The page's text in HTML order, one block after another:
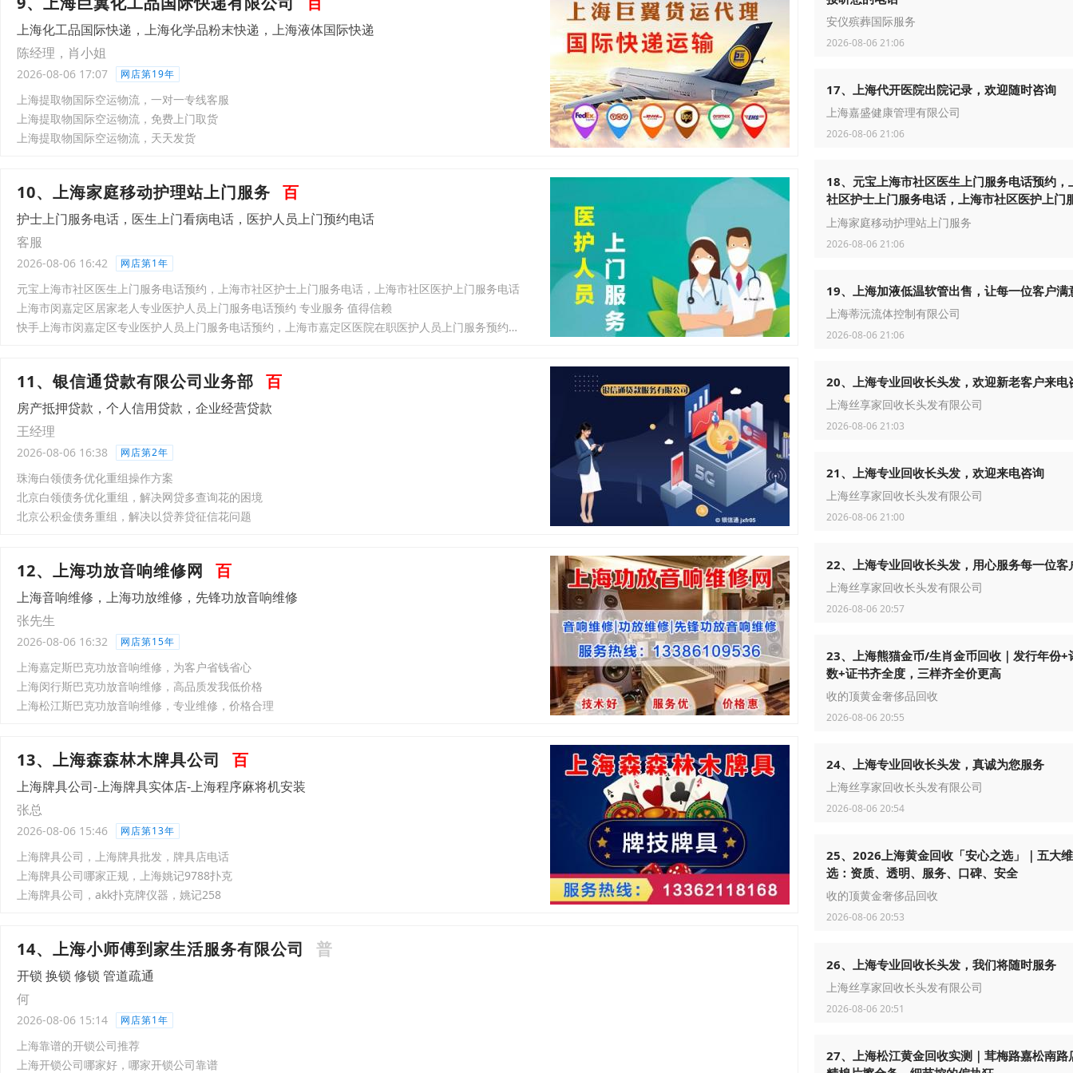
上海化工品国际快递，上海化学品粉末快递，上海液体国际快递
陈经理，肖小姐
2026-08-06 17:07 网店第19年
上海提取物国际空运物流，一对一专线客服
上海提取物国际空运物流，免费上门取货
上海提取物国际空运物流，天天发货
10、上海家庭移动护理站上门服务 百
护士上门服务电话，医生上门看病电话，医护人员上门预约电话
客服
2026-08-06 16:42 网店第1年
元宝上海市社区医生上门服务电话预约，上海市社区护士上门服务电话，上海市社区医护上门服务电话
上海市闵嘉定区居家老人专业医护人员上门服务电话预约 专业服务 值得信赖
快手上海市闵嘉定区专业医护人员上门服务电话预约，上海市嘉定区医院在职医护人员上门服务预约电话
11、银信通贷款有限公司业务部 百
房产抵押贷款，个人信用贷款，企业经营贷款
王经理
2026-08-06 16:38 网店第2年
珠海白领债务优化重组操作方案
北京白领债务优化重组，解决网贷多查询花的困境
北京公积金债务重组，解决以贷养贷征信花问题
12、上海功放音响维修网 百
上海音响维修，上海功放维修，先锋功放音响维修
张先生
2026-08-06 16:32 网店第15年
上海嘉定斯巴克功放音响维修，为客户省钱省心
上海闵行斯巴克功放音响维修，高品质发我低价格
上海松江斯巴克功放音响维修，专业维修，价格合理
13、上海森森林木牌具公司 百
上海牌具公司-上海牌具实体店-上海程序麻将机安装
张总
2026-08-06 15:46 网店第13年
上海牌具公司，上海牌具批发，牌具店电话
上海牌具公司哪家正规，上海姚记9788扑克
上海牌具公司，akk扑克牌仪器，姚记258
14、上海小师傅到家生活服务有限公司 普
开锁 换锁 修锁 管道疏通
何
2026-08-06 15:14 网店第1年
上海靠谱的开锁公司推荐
上海开锁公司哪家好，哪家开锁公司靠谱
安仪殡葬国际服务
2026-08-06 21:06
17、上海代开医院出院记录，欢迎随时咨询
上海嘉盛健康管理有限公司
2026-08-06 21:06
18、元宝上海市社区医生上门服务电话预约，
社区护士上门服务电话，上海市社区医护上门
话上海家庭移动护理站上门服务
2026-08-06 21:06
19、上海加液低温软管出售，让每一位客户满
上海蒂沅流体控制有限公司
2026-08-06 21:06
20、上海专业回收长头发，欢迎新老客户来电
上海丝享家回收长头发有限公司
2026-08-06 21:03
21、上海专业回收长头发，欢迎来电咨询
上海丝享家回收长头发有限公司
2026-08-06 21:00
22、上海专业回收长头发，用心服务每一位客
上海丝享家回收长头发有限公司
2026-08-06 20:57
23、上海熊猫金币/生肖金币回收｜发行年份+
数+证书齐全度，三样齐全价更高
收的顶黄金奢侈品回收
2026-08-06 20:55
24、上海专业回收长头发，真诚为您服务
上海丝享家回收长头发有限公司
2026-08-06 20:54
25、2026上海黄金回收「安心之选」｜五大
选：资质、透明、服务、口碑、安全
收的顶黄金奢侈品回收
2026-08-06 20:53
26、上海专业回收长头发，我们将随时服务
上海丝享家回收长头发有限公司
2026-08-06 20:51
27、上海松江黄金回收实测｜茸梅路嘉松南路